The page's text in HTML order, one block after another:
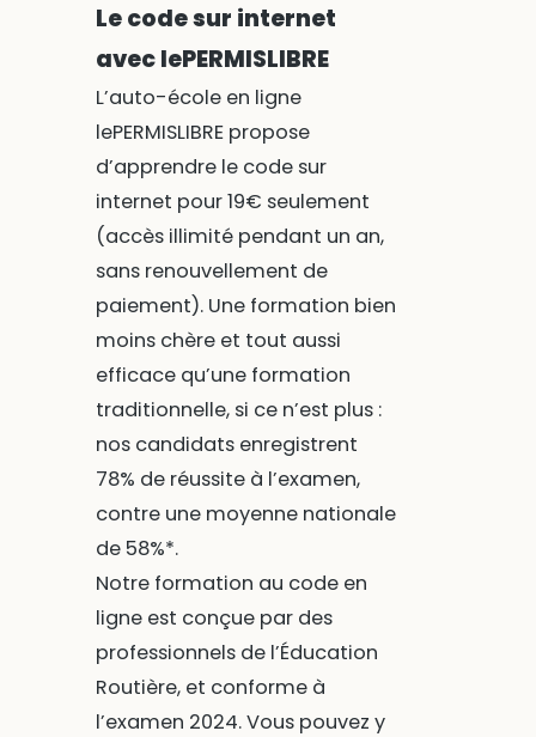
Le code sur internet
avec lePERMISLIBRE
L’auto-école en ligne
lePERMISLIBRE propose
d’apprendre le code sur
internet pour 19€ seulement
(accès illimité pendant un an,
sans renouvellement de
paiement). Une formation bien
moins chère et tout aussi
efficace qu’une formation
traditionnelle, si ce n’est plus :
nos candidats enregistrent
78% de réussite à l’examen,
contre une moyenne nationale
de 58%*.
Notre formation au code en
ligne est conçue par des
professionnels de l’Éducation
Routière, et conforme à
l’examen 2024. Vous pouvez y